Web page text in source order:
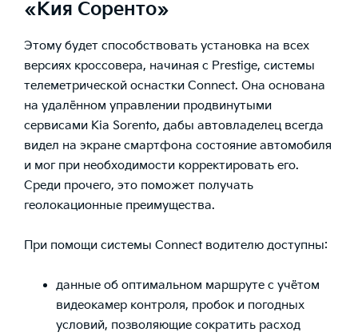
«Кия Соренто»
Этому будет способствовать установка на всех
версиях кроссовера, начиная с Prestige, системы
телеметрической оснастки Connect. Она основана
на удалённом управлении продвинутыми
сервисами Kia Sorento, дабы автовладелец всегда
видел на экране смартфона состояние автомобиля
и мог при необходимости корректировать его.
Среди прочего, это поможет получать
геолокационные преимущества.
При помощи системы Connect водителю доступны:
данные об оптимальном маршруте с учётом
видеокамер контроля, пробок и погодных
условий, позволяющие сократить расход